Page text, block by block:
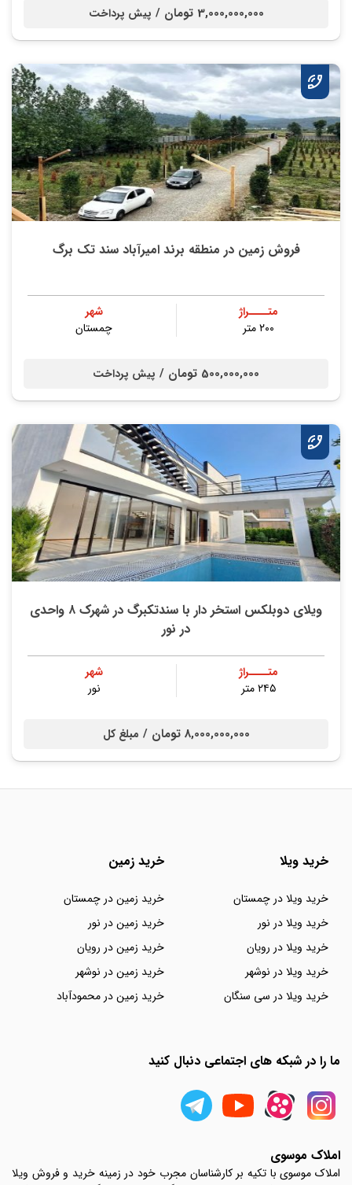
3,000,000,000 تومان / پیش پرداخت
فروش زمین در منطقه برند امیرآباد سند تک برگ
متــــراژ
۲۰۰ متر
شهر
چمستان
500,000,000 تومان / پیش پرداخت
ویلای دوبلکس استخر دار با سندتکبرگ در شهرک ۸ واحدی
در نور
متــــراژ
۲۴۵ متر
شهر
نور
8,000,000,000 تومان / مبلغ کل
خرید ویلا
خرید ویلا در چمستان
خرید ویلا در نور
خرید ویلا در رویان
خرید ویلا در نوشهر
خرید ویلا در سی سنگان
خرید زمین
خرید زمین در چمستان
خرید زمین در نور
خرید زمین در رویان
خرید زمین در نوشهر
خرید زمین در محمودآباد
ما را در شبکه های اجتماعی دنبال کنید
املاک موسوی
املاک موسوی با تکیه بر کارشناسان مجرب خود در زمینه خرید و فروش ویلا